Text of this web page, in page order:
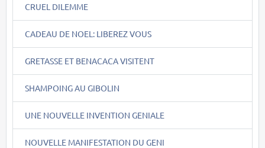
CRUEL DILEMME
CADEAU DE NOEL: LIBEREZ VOUS
GRETASSE ET BENACACA VISITENT
SHAMPOING AU GIBOLIN
UNE NOUVELLE INVENTION GENIALE
NOUVELLE MANIFESTATION DU GENI